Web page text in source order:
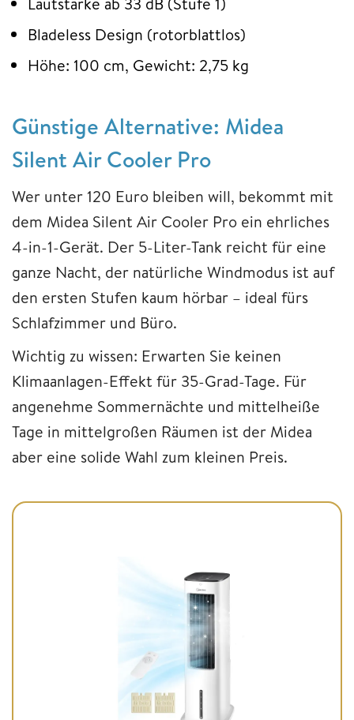
Bladeless Design (rotorblattlos)
Höhe: 100 cm, Gewicht: 2,75 kg
Günstige Alternative: Midea
Silent Air Cooler Pro
Wer unter 120 Euro bleiben will, bekommt mit
dem Midea Silent Air Cooler Pro ein ehrliches
4-in-1-Gerät. Der 5-Liter-Tank reicht für eine
ganze Nacht, der natürliche Windmodus ist auf
den ersten Stufen kaum hörbar – ideal fürs
Schlafzimmer und Büro.
Wichtig zu wissen: Erwarten Sie keinen
Klimaanlagen-Effekt für 35-Grad-Tage. Für
angenehme Sommernächte und mittelheiße
Tage in mittelgroßen Räumen ist der Midea
aber eine solide Wahl zum kleinen Preis.